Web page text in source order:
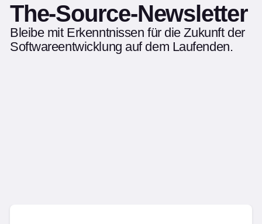
The-Source-Newsletter
Bleibe mit Erkenntnissen für die Zukunft der
Softwareentwicklung auf dem Laufenden.